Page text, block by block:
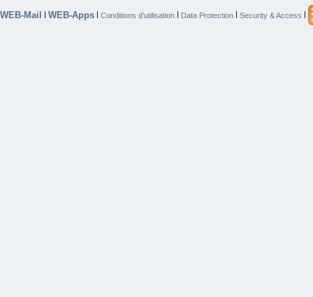
WEB-Mail | WEB-Apps | Conditions d’utilisation | Data Protection | Security & Access |